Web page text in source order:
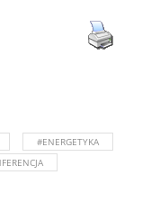
#ENERGETYKA